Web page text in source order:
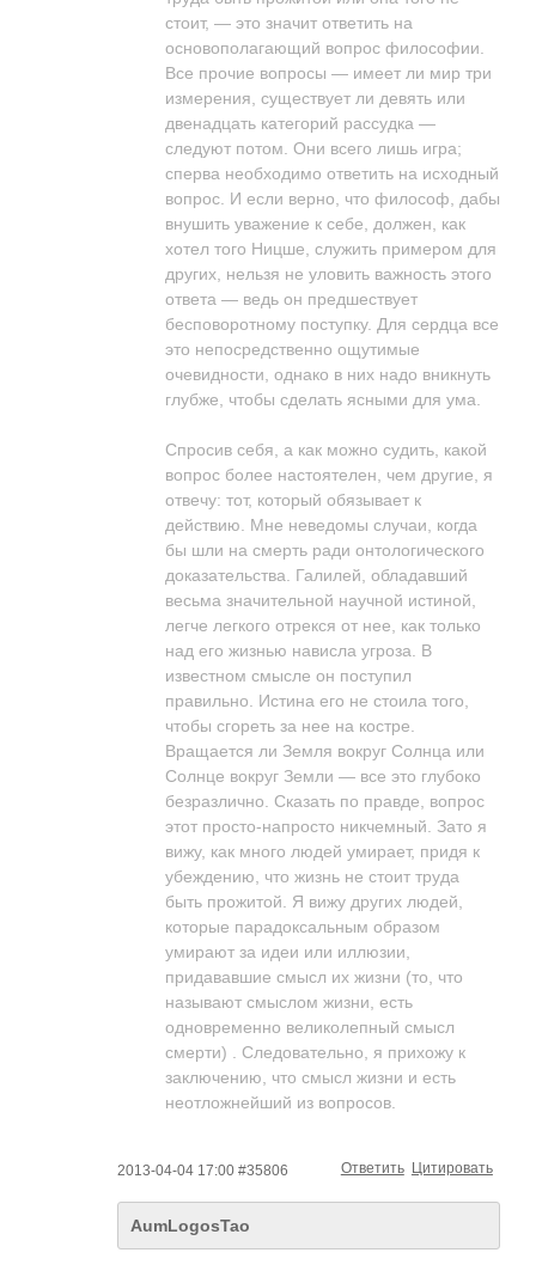
стоит, — это значит ответить на
основополагающий вопрос философии.
Все прочие вопросы — имеет ли мир три
измерения, существует ли девять или
двенадцать категорий рассудка —
следуют потом. Они всего лишь игра;
сперва необходимо ответить на исходный
вопрос. И если верно, что философ, дабы
внушить уважение к себе, должен, как
хотел того Ницше, служить примером для
других, нельзя не уловить важность этого
ответа — ведь он предшествует
бесповоротному поступку. Для сердца все
это непосредственно ощутимые
очевидности, однако в них надо вникнуть
глубже, чтобы сделать ясными для ума.
Спросив себя, а как можно судить, какой
вопрос более настоятелен, чем другие, я
отвечу: тот, который обязывает к
действию. Мне неведомы случаи, когда
бы шли на смерть ради онтологического
доказательства. Галилей, обладавший
весьма значительной научной истиной,
легче легкого отрекся от нее, как только
над его жизнью нависла угроза. В
известном смысле он поступил
правильно. Истина его не стоила того,
чтобы сгореть за нее на костре.
Вращается ли Земля вокруг Солнца или
Солнце вокруг Земли — все это глубоко
безразлично. Сказать по правде, вопрос
этот просто-напросто никчемный. Зато я
вижу, как много людей умирает, придя к
убеждению, что жизнь не стоит труда
быть прожитой. Я вижу других людей,
которые парадоксальным образом
умирают за идеи или иллюзии,
придававшие смысл их жизни (то, что
называют смыслом жизни, есть
одновременно великолепный смысл
смерти) . Следовательно, я прихожу к
заключению, что смысл жизни и есть
неотложнейший из вопросов.
2013-04-04 17:00 #35806 Цитировать
Ответить
AumLogosTao